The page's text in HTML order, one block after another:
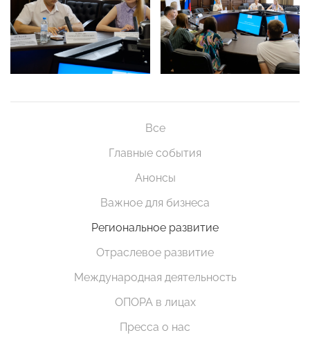
Все
Главные события
Анонсы
Важное для бизнеса
Региональное развитие
Отраслевое развитие
Международная деятельность
ОПОРА в лицах
Пресса о нас